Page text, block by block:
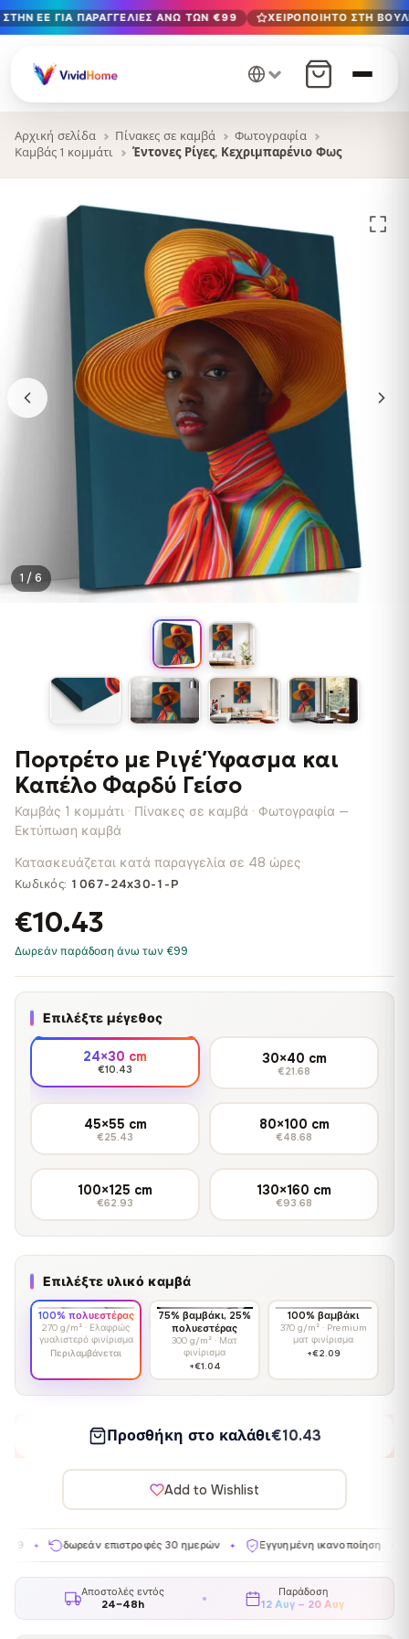
Δωρεάν παράδοση στην ΕΕ για παραγγελίες άνω των €99
Χειροποίητο στη Βουλγαρία · Παράδοση σε 1-7 ημέρες σε
12+ χρόνια χειροτεχνίας · Μόνο υλικά υψηλής ποιότητας
ΕΕ ΓΙΑ ΠΑΡΑΓΓΕΛΊΕΣ ΆΝΩ ΤΩΝ €99 ΧΕΙΡΟΠΟΊΗΤΟ ΣΤΗ
Αρχική σελίδα Πίνακες σε καμβά
Φωτογραφία
Καμβάς 1 κομμάτι
Έντονες Ρίγες, Κεχριμπαρένιο Φως
1 / 6
Πορτρέτο με Ριγέ Ύφασμα και
Καπέλο Φαρδύ Γείσο
Καμβάς 1 κομμάτι · Πίνακες σε καμβά · Φωτογραφία —
Εκτύπωση καμβά
Κατασκευάζεται κατά παραγγελία σε 48 ώρες·
Κωδικός: 1067-24x30-1-P
€10.43
Δωρεάν παράδοση άνω των €99
Επιλέξτε μέγεθος
24×30 cm
€10.43
30×40 cm
€21.68
45×55 cm
€25.43
80×100 cm
€48.68
100×125 cm
€62.93
130×160 cm
€93.68
Επιλέξτε υλικό καμβά
100% πολυεστέρας
270 g/m² · Ελαφρώς
γυαλιστερό φινίρισμα
Περιλαμβάνεται
75% βαμβάκι, 25%
πολυεστέρας
300 g/m² · Ματ
φινίρισμα
+€1.04
100% βαμβάκι
370 g/m² · Premium
ματ φινίρισμα
+€2.09
Προσθήκη στο καλάθι€10.43
Add to Wishlist
δωρεάν επιστροφές 30 ημερών ✦ Εγγυημένη ικανοποίηση ✦
Αποστολές εντός
24–48h
Παράδοση
12 Αυγ – 20 Αυγ